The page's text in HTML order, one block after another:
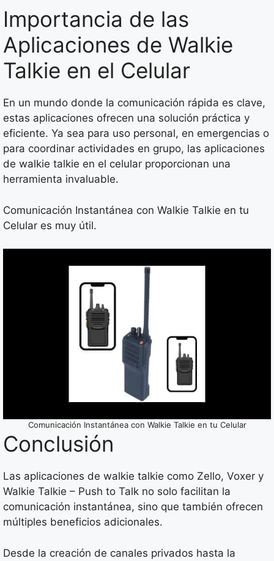
Importancia de las
Aplicaciones de Walkie
Talkie en el Celular
En un mundo donde la comunicación rápida es clave,
estas aplicaciones ofrecen una solución práctica y
eficiente. Ya sea para uso personal, en emergencias o
para coordinar actividades en grupo, las aplicaciones
de walkie talkie en el celular proporcionan una
herramienta invaluable.
Comunicación Instantánea con Walkie Talkie en tu
Celular es muy útil.
Comunicación Instantánea con Walkie Talkie en tu Celular
Conclusión
Las aplicaciones de walkie talkie como Zello, Voxer y
Walkie Talkie – Push to Talk no solo facilitan la
comunicación instantánea, sino que también ofrecen
múltiples beneficios adicionales.
Desde la creación de canales privados hasta la